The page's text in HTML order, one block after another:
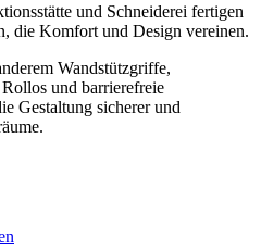
und Schneiderei fertigen
die Komfort und Design vereinen.
Wandstützgriffe,
und barrierefreie
Gestaltung sicherer und